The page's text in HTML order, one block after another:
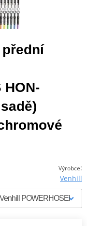
přední
HON-
Výrobce:
Venhill